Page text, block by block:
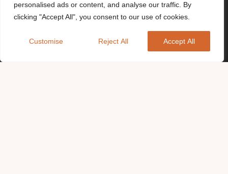
personalised ads or content, and analyse our traffic. By
clicking "Accept All", you consent to our use of cookies.
Customise Reject All Accept All